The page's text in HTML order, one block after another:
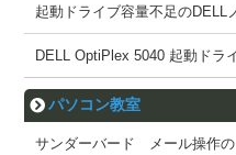
起動ドライブ容量不足のDELL
DELL OptiPlex 5040 起動ドラ
パソコン教室
サンダーバード メール操作の